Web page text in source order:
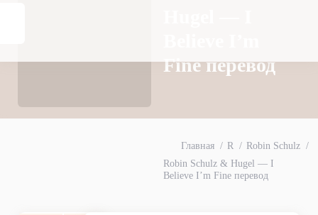
Fine перевод
Главная R
Robin Schulz
Robin Schulz & Hugel — I
Believe I’m Fine перевод